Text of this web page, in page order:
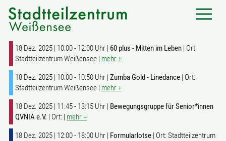
18 Dez. 2025 | 10:00 - 12:00 Uhr | 60 plus - Mitten im Leben | Ort:
Stadtteilzentrum Weißensee | mehr +
18 Dez. 2025 | 10:00 - 10:50 Uhr | Zumba Gold - Linedance | Ort:
Stadtteilzentrum Weißensee | mehr +
18 Dez. 2025 | 11:45 - 13:15 Uhr | Bewegungsgruppe für Senior*innen
QVNIA e.V. | Ort: | mehr +
18 Dez. 2025 | 12:00 - 18:00 Uhr | Formularlotse | Ort: Stadtteilzentrum